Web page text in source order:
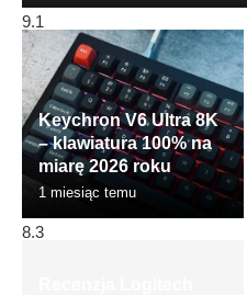
9.1
Keychron V6 Ultra 8K
– klawiatura 100% na
miarę 2026 roku
1 miesiąc temu
8.3